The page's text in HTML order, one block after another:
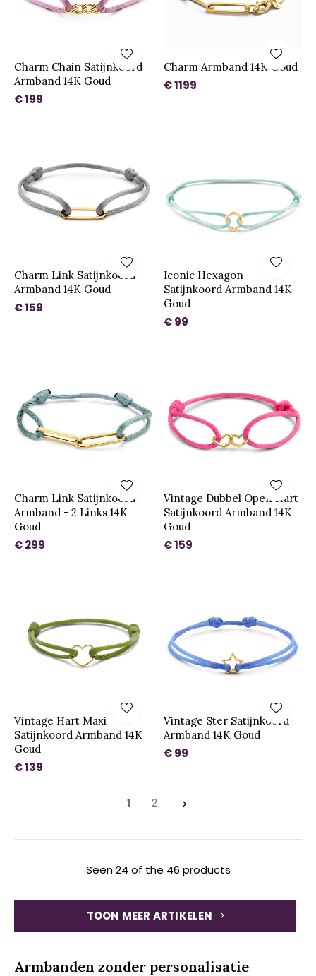
Charm Chain Satijnkoord
Armband 14K Goud
€ 199
Charm Armband 14K Goud
€ 1199
Charm Link Satijnkoord
Armband 14K Goud
€ 159
Iconic Hexagon
Satijnkoord Armband 14K
Goud
€ 99
Charm Link Satijnkoord
Armband - 2 Links 14K
Goud
€ 299
Vintage Dubbel Open Hart
Satijnkoord Armband 14K
Goud
€ 159
Vintage Hart Maxi
Satijnkoord Armband 14K
Goud
€ 139
Vintage Ster Satijnkoord
Armband 14K Goud
€ 99
1 2
Seen 24 of the 46 products
TOON MEER ARTIKELEN
Armbanden zonder personalisatie